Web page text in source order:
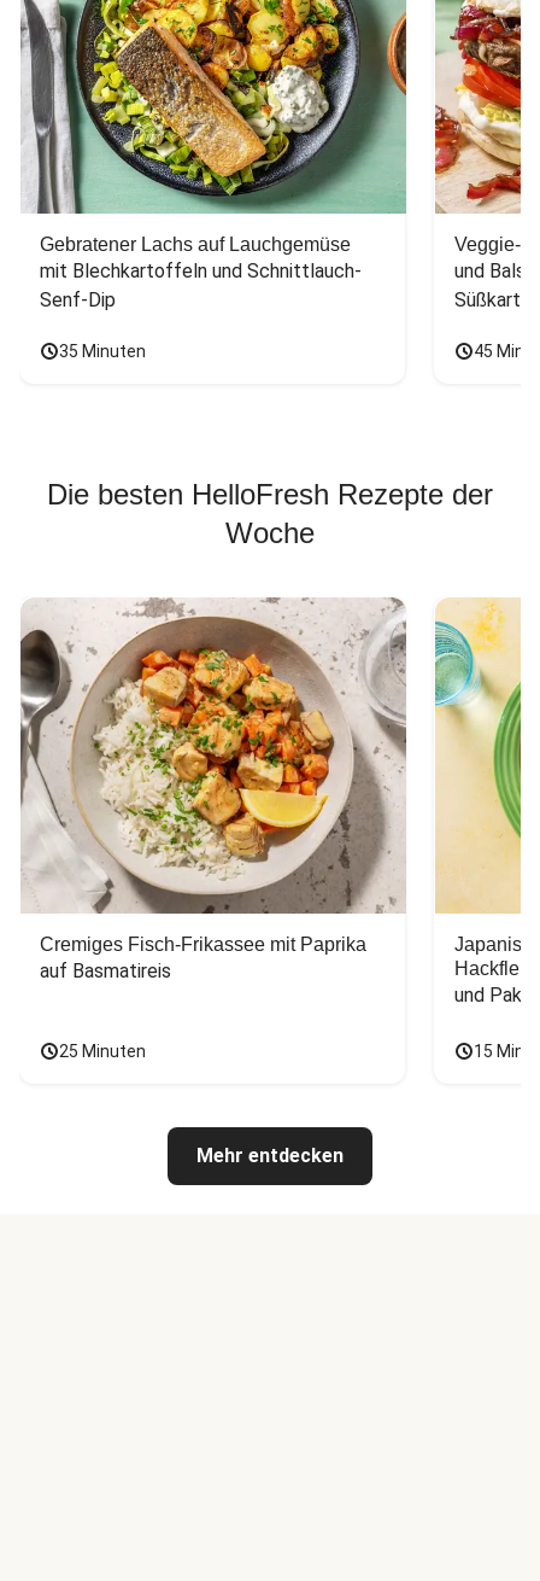
Gebratener Lachs auf Lauchgemüse
mit Blechkartoffeln und Schnittlauch-
Senf-Dip
35 Minuten
Veggie-
und
45
Die besten HelloFresh Rezepte der
Woche
Cremiges Fisch-Frikassee mit Paprika
auf Basmatireis
25 Minuten
und Pak
15
Mehr entdecken